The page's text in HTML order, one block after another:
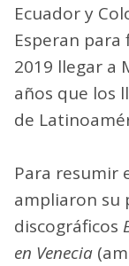
Ecuador y
Esperan para
2019 llegar a
años que los
de
Para resumir
ampliaron su
discográficos
en Venecia